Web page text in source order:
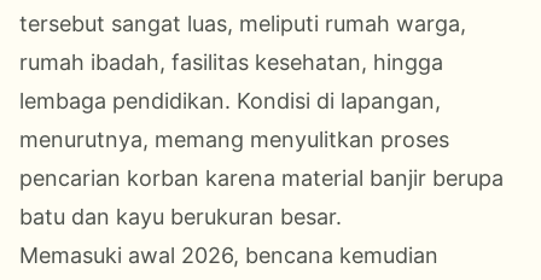
tersebut sangat luas, meliputi rumah warga,
rumah ibadah, fasilitas kesehatan, hingga
lembaga pendidikan. Kondisi di lapangan,
menurutnya, memang menyulitkan proses
pencarian korban karena material banjir berupa
batu dan kayu berukuran besar.
Memasuki awal 2026, bencana kemudian